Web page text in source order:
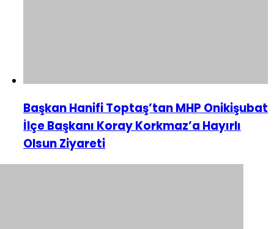
Başkan Hanifi Toptaş’tan MHP Onikişubat
İlçe Başkanı Koray Korkmaz’a Hayırlı
Olsun Ziyareti